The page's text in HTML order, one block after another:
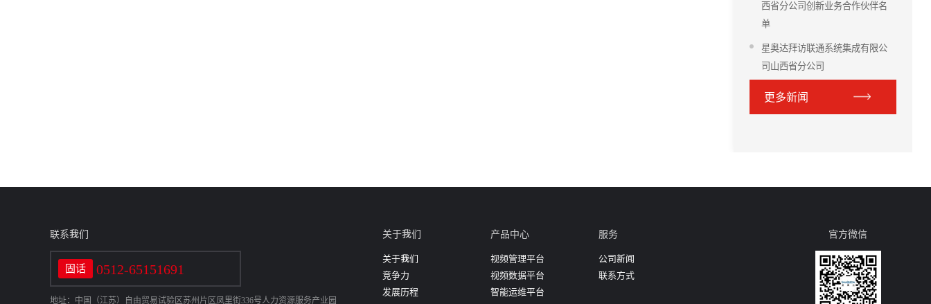
西省分公司创新业务合作伙伴名
单
星奥达拜访联通系统集成有限公
司山西省分公司
更多新闻
联系我们
固话 0512-65151691
地址：中国（江苏）自由贸易试验区苏州片区凤里街336号人力资源服务产业园
关于我们
关于我们
竞争力
发展历程
产品中心
视频管理平台
视频数据平台
智能运维平台
服务
公司新闻
联系方式
官方微信